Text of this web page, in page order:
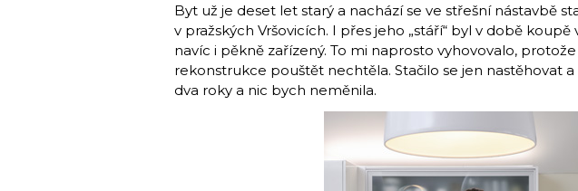
Byt už je deset let starý a nachází se ve střešní nástavbě
v pražských Vršovicích. I přes jeho „stáří“ byl v době
navíc i pěkně zařízený. To mi naprosto vyhovovalo,
rekonstrukce pouštět nechtěla. Stačilo se jen nastěhovat
dva roky a nic bych neměnila.